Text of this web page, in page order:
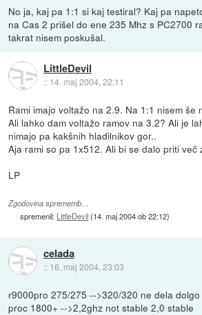
No ja, kaj pa 1:1 si kaj testiral? Kaj pa
na Cas 2 prišel do ene 235 Mhz s PC2700
takrat nisem poskušal.
LittleDevil
:: 14. maj 2004, 22:11
Rami imajo voltažo na 2.9. Na 1:1 nisem še
Ali lahko dam voltažo ramov na 3.2? Ali je
nimajo pa kakšnih hladilnikov gor..
Aja rami so pa 1x512. Ali bi se dalo priti več
LP
Zgodovina sprememb…
spremenil: LittleDevil(14. maj 2004 ob 22:12)
celada
:: 16. maj 2004, 23:03
r9000pro 275/275 -->320/320 ne dela
proc 1800+ -->2,2ghz not stable 2,0 stable